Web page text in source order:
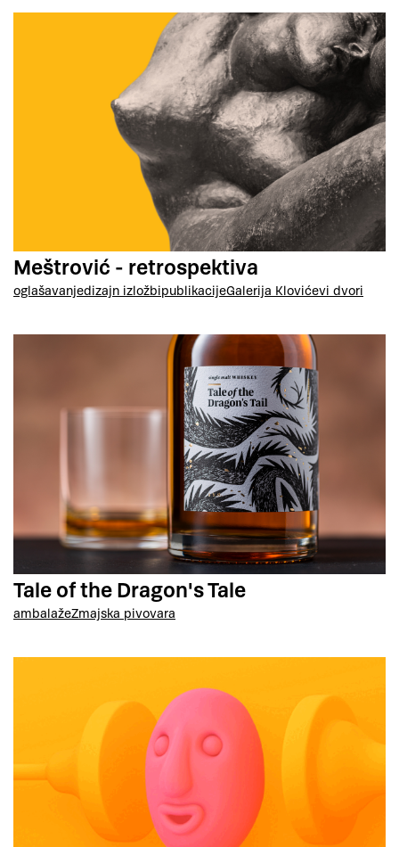
Meštrović - retrospektiva
oglašavanjedizajn izložbipublikacijeGalerija Klovićevi dvori
Tale of the Dragon's Tale
ambalažeZmajska pivovara